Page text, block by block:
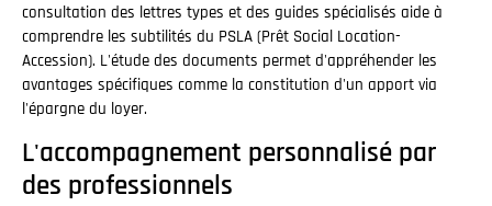
consultation des lettres types et des guides spécialisés aide à
comprendre les subtilités du PSLA (Prêt Social Location-
Accession). L'étude des documents permet d'appréhender les
avantages spécifiques comme la constitution d'un apport via
l'épargne du loyer.
L'accompagnement personnalisé par
des professionnels